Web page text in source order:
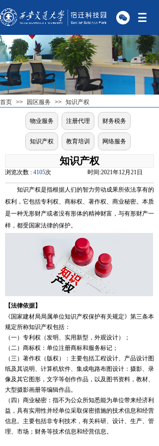
物业服务 注册代理 财务税务
知识产权 教育培训 网络服务
首页 >> 园区服务 >> 知识产权
浏览次数 : 4105次 时间:2021年12月21日
知识产权
【法律依据】
《国家建材局局属单位知识产权保护有关规定》第三条本
规定所称知识产权包括：
（一）专利权（发明、实用新型，外观设计）；
（二）商标权：单位注册商标和服务标记；
（三）著作权（版权）：主要包括工程设计、产品设计图
纸及其说明、计算机软件、集成电路布图设计：摄影、录
像及其它图形，文字等创作作品，以及图书资料，教材、
大型摄影画册等编辑作品。
（四）商业秘密：指不为公众所知悉能为单位带来经济利
益，具有实用性并经单位采取保密措施的技术信息和经营
信息。主要包括非专利技术，有关科研、设计、生产、管
理、市场；财务等技术信息和经营信息。
知识产权是指根据人们的智力劳动成果所依法享有的
权利，它包括专利权、商标权、著作权、商业秘密。本质
是一种无形财产或者没有形体的精神财富，与有形财产一
样，都受国家法律的保护。